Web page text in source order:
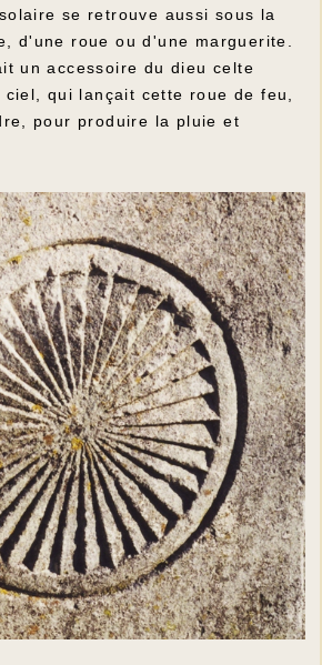
se retrouve aussi sous la
d'une roue ou d'une marguerite.
un accessoire du dieu celte
ciel, qui lançait cette roue de feu,
pour produire la pluie et